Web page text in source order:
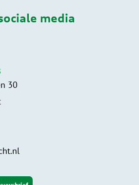
media
30